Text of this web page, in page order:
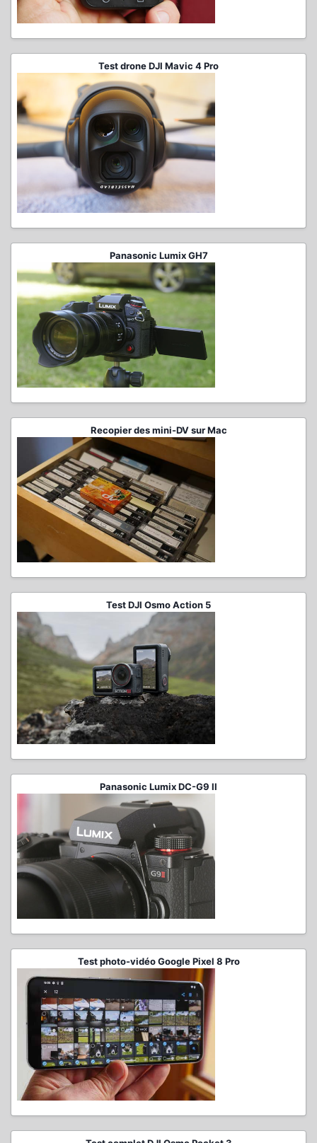
Test drone DJI Mavic 4 Pro
Panasonic Lumix GH7
Recopier des mini-DV sur Mac
Test DJI Osmo Action 5
Panasonic Lumix DC-G9 II
Test photo-vidéo Google Pixel 8 Pro